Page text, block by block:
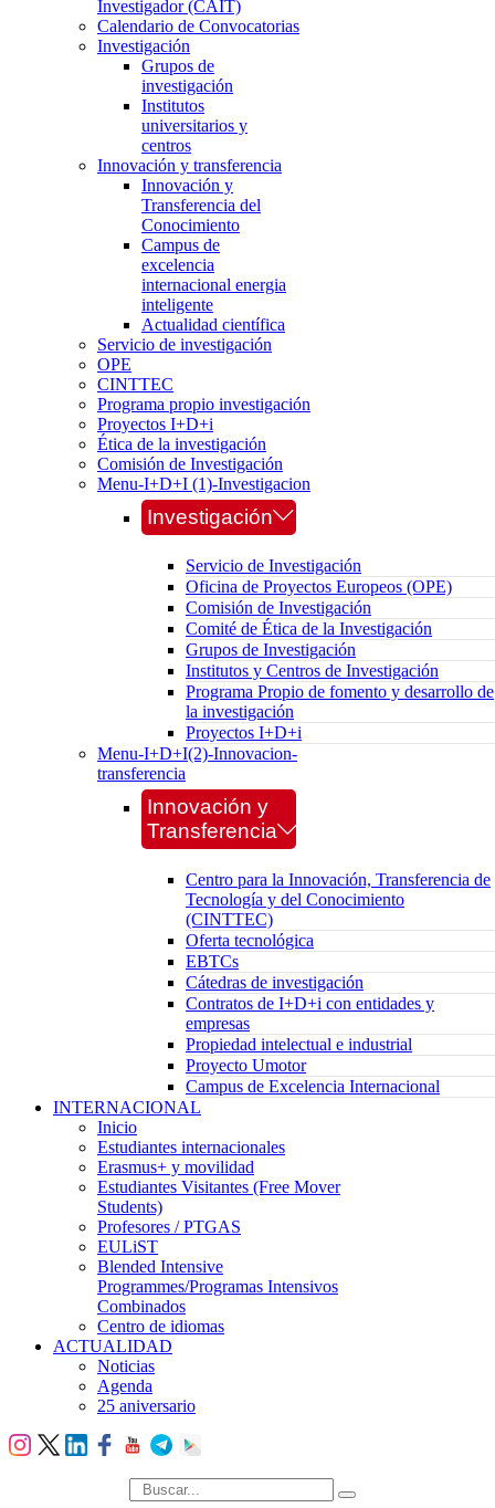
Investigador (CAIT)
Calendario de Convocatorias
Investigación
Grupos de
investigación
Institutos
universitarios y
centros
Innovación y transferencia
Innovación y
Transferencia del
Conocimiento
Campus de
excelencia
internacional energia
inteligente
Actualidad científica
Servicio de investigación
OPE
CINTTEC
Programa propio investigación
Proyectos I+D+i
Ética de la investigación
Comisión de Investigación
Menu-I+D+I (1)-Investigacion
Investigación
Servicio de Investigación
Oficina de Proyectos Europeos (OPE)
Comisión de Investigación
Comité de Ética de la Investigación
Grupos de Investigación
Institutos y Centros de Investigación
Programa Propio de fomento y desarrollo de
la investigación
Proyectos I+D+i
Menu-I+D+I(2)-Innovacion-
transferencia
Innovación y
Transferencia
Centro para la Innovación, Transferencia de
Tecnología y del Conocimiento
(CINTTEC)
Oferta tecnológica
EBTCs
Cátedras de investigación
Contratos de I+D+i con entidades y
empresas
Propiedad intelectual e industrial
Proyecto Umotor
Campus de Excelencia Internacional
INTERNACIONAL
Inicio
Estudiantes internacionales
Erasmus+ y movilidad
Estudiantes Visitantes (Free Mover
Students)
Profesores / PTGAS
EULiST
Blended Intensive
Programmes/Programas Intensivos
Combinados
Centro de idiomas
ACTUALIDAD
Noticias
Agenda
25 aniversario
búsqueda